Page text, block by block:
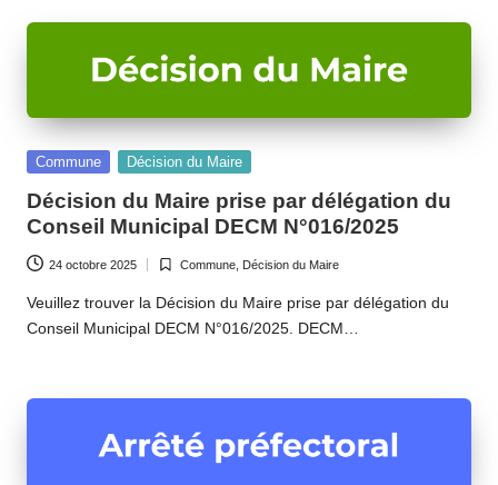
Posted
Commune Décision du Maire
Décision du Maire prise par délégation du
Conseil Municipal DECM N°016/2025
24 octobre 2025
Posted
in
Commune, Décision du Maire
Veuillez trouver la Décision du Maire prise par délégation du
Conseil Municipal DECM N°016/2025. DECM…